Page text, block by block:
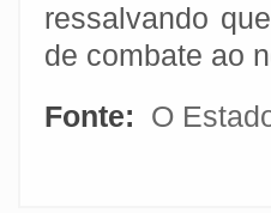
ressalvando
de combate ao
Fonte:
O